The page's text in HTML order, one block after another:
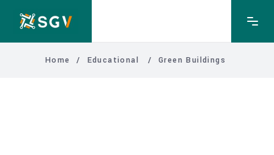
Home / Educational /Green Buildings